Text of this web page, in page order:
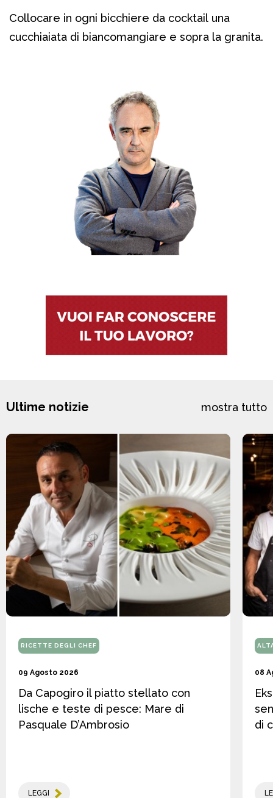
Collocare in ogni bicchiere da cocktail una
cucchiaiata di biancomangiare e sopra la granita.
Ultime notizie mostra tutto
RICETTE DEGLI CHEF
09 Agosto 2026
Da Capogiro il piatto stellato con
lische e teste di pesce: Mare di
Pasquale D’Ambrosio
LEGGI
08
di